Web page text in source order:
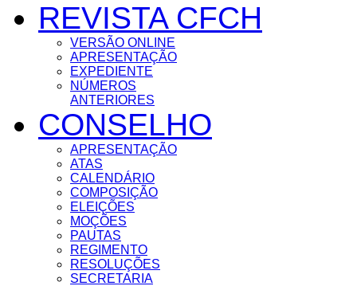
REVISTA CFCH
VERSÃO ONLINE
APRESENTAÇÃO
EXPEDIENTE
NÚMEROS
ANTERIORES
CONSELHO
APRESENTAÇÃO
ATAS
CALENDÁRIO
COMPOSIÇÃO
ELEIÇÕES
MOÇÕES
PAUTAS
REGIMENTO
RESOLUÇÕES
SECRETARIA